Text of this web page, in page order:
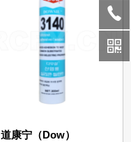
道康宁（Dow）